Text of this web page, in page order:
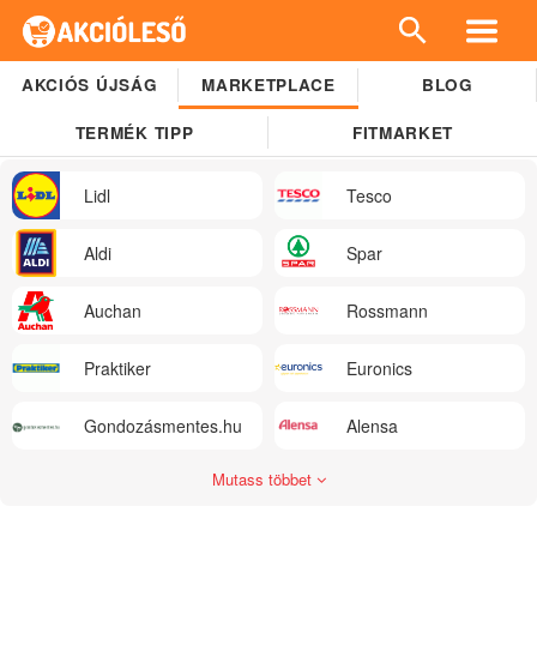
AKCIÓS ÚJSÁG MARKETPLACE BLOG
TERMÉK TIPP FITMARKET
Lidl Tesco
Aldi Spar
Auchan Rossmann
Praktiker Euronics
Gondozásmentes.hu Alensa
Mutass többet